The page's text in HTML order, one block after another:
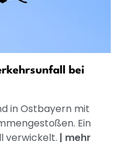
bei
in Ostbayern mit
Ein
verwickelt. | mehr